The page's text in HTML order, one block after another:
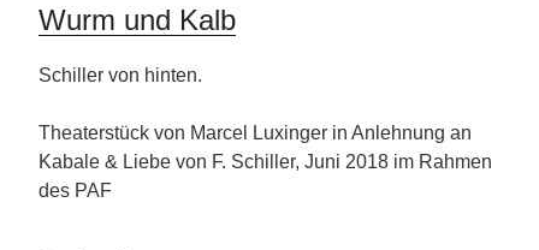
Wurm und Kalb
Schiller von hinten.
Theaterstück von Marcel Luxinger in Anlehnung an
Kabale & Liebe von F. Schiller, Juni 2018 im Rahmen
des PAF